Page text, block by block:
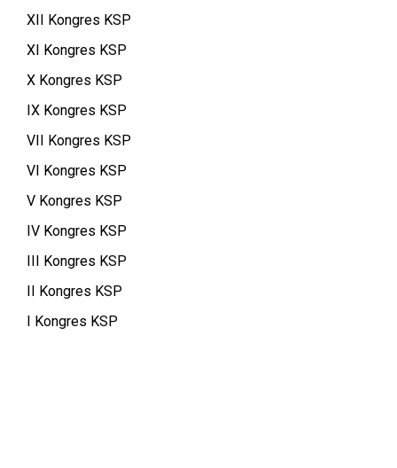
XII Kongres KSP
XI Kongres KSP
X Kongres KSP
IX Kongres KSP
VII Kongres KSP
VI Kongres KSP
V Kongres KSP
IV Kongres KSP
III Kongres KSP
II Kongres KSP
I Kongres KSP